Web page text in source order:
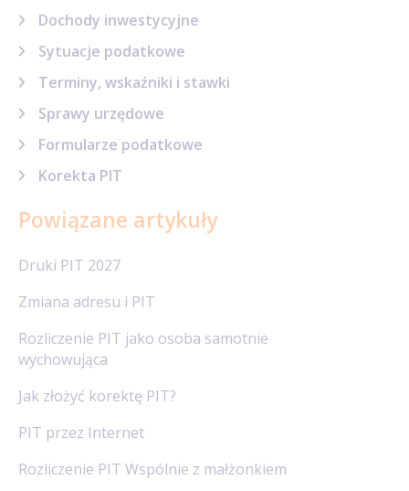
Dochody inwestycyjne
Sytuacje podatkowe
Terminy, wskaźniki i stawki
Sprawy urzędowe
Formularze podatkowe
Korekta PIT
Powiązane artykuły
Druki PIT 2027
Zmiana adresu i PIT
Rozliczenie PIT jako osoba samotnie
wychowująca
Jak złożyć korektę PIT?
PIT przez Internet
Rozliczenie PIT Wspólnie z małżonkiem